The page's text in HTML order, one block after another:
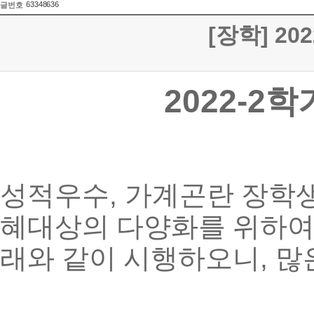
글번호 63348636
[장학]
2022-2학
성적우수, 가계곤란 장학
혜대상의 다양화를 위하
래와 같이 시행하오니 , 많